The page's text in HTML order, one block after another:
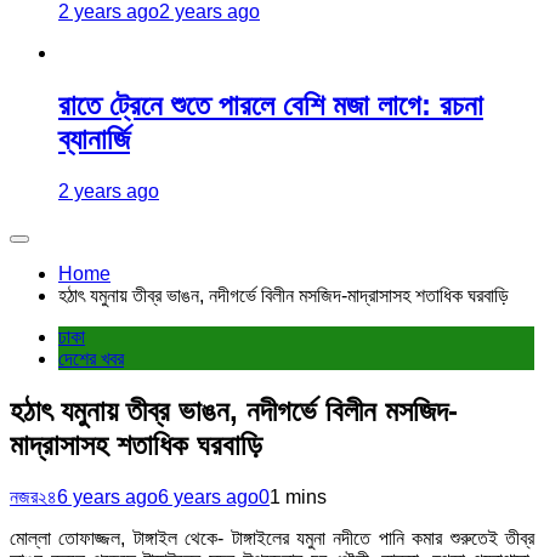
2 years ago2 years ago
রাতে ট্রেনে শুতে পারলে বেশি মজা লাগে: রচনা
ব্যানার্জি
2 years ago
Home
হঠাৎ যমুনায় তীব্র ভাঙন, নদীগর্ভে বিলীন মসজিদ-মাদ্রাসাসহ শতাধিক ঘরবাড়ি
ঢাকা
দেশের খবর
হঠাৎ যমুনায় তীব্র ভাঙন, নদীগর্ভে বিলীন মসজিদ-
মাদ্রাসাসহ শতাধিক ঘরবাড়ি
নজর২৪6 years ago6 years ago01 mins
মোল্লা তোফাজ্জল, টাঙ্গাইল থেকে- টাঙ্গাইলের যমুনা নদীতে পানি কমার শুরুতেই তীব্র